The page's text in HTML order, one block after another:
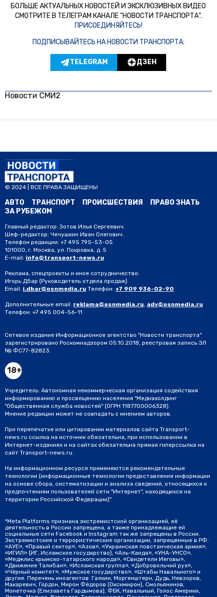
БОЛЬШЕ АКТУАЛЬНЫХ НОВОСТЕЙ И ЭКСКЛЮЗИВНЫХ ВИДЕО
СМОТРИТЕ В ТЕЛЕГРАМ КАНАЛЕ "НОВОСТИ ТРАНСПОРТА".
ПРИСОЕДИНЯЙТЕСЬ!
ПОДПИСЫВАЙТЕСЬ НА НОВОСТИ ТРАНСПОРТА:
TELEGRAM ДЗЕН
Новости СМИ2
© 2024 | ВСЕ ПРАВА ЗАЩИЩЕНЫ
АВТО ТРАНСПОРТ ПРОИСШЕСТВИЯ
ПРАВО ЗНАТЬ
ЗА РУБЕЖОМ
Главный редактор: Зотов Илья Сергеевич.
Шеф-редактор: Чечушкин Иван Олегович.
Телефон редакции: +7 495 795-53-05
101000, г. Москва, ул. Покровка, д. 5
E-mail: info@transport-news.ru
Реклама, спецпроекты и иное сотрудничество:
Игорь Дбар (Руководитель отдела продаж)
Email: i.dbar@osnmedia.ru Телефон: +7 909 936-02-90
Дополнительные email: reklama@osnmedia.ru, adv@osnmedia.ru
Телефон: +7 495 004-56-11
Сетевое издание Информационное агентство "Новости транспорта"
зарегистрировано Роскомнадзором 05.10.2018, реестровая запись ЭЛ
№ ФС77-82823.
18+
Учредитель: Автономная некоммерческая организация содействия
информированию и просвещению населения "Медиахолдинг
"Общественная служба новостей" (ОГРН 1187700006328).
Мнение редакции может не совпадать с мнением авторов.
При перепечатке или цитировании материалов сайта Transport-
news.ru ссылка на источник обязательна, при использовании в
Интернет-изданиях и на сайтах обязательна прямая гиперссылка на
сайт Transport-news.ru.
На информационном ресурсе применяются рекомендательные
технологии (информационные технологии предоставления информации
на основе сбора, систематизации и анализа сведений, относящихся к
предпочтениям пользователей сети "Интернет", находящихся на
территории Российской Федерации)".
*Meta Platforms признана экстремистской организацией, её
деятельность в России запрещена, а также принадлежащие ей
социальные сети Facebook и Instagram так же запрещены в России.
Экстремистские и террористические организации, запрещенные в РФ:
«АУЕ», «Правый сектор», «Азов», «Украинская повстанческая армия»,
«ИГИЛ» (ИГ, Исламское государство), «Аль-Каида», «УНА-УНСО»,
«Меджлис крымско-татарского народа», «Свидетели Иеговы»,
«Движение Талибан», «Исламская группа», «Добровольчий рух»,
«Чёрный комитет», «Мужское государство», «Штабы Навального» и
другие. Перечень иноагентов: Галкин, Моргенштерн, Дудь, Невзоров,
Макаревич, Гордон, Мирон Фёдоров (Оксимирон), Смольянинов,
Монеточка (Елизавета Гардымова), ФБК, Навальный, Голос Америки,